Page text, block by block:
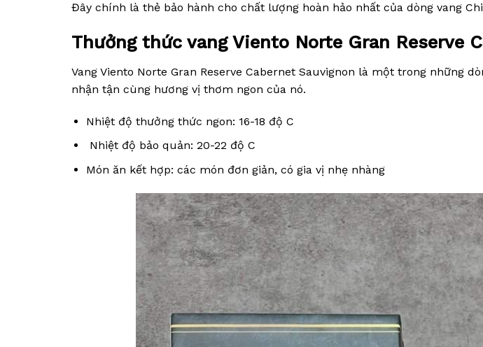
Đây chính là thẻ bảo hành cho chất lượng hoàn hảo nhất của dòng vang
Thưởng thức vang Viento Norte Gran Reserve
Vang Viento Norte Gran Reserve Cabernet Sauvignon là một trong những
nhận tận cùng hương vị thơm ngon của nó.
Nhiệt độ thưởng thức ngon: 16-18 độ C
Nhiệt độ bảo quản: 20-22 độ C
Món ăn kết hợp: các món đơn giản, có gia vị nhẹ nhàng